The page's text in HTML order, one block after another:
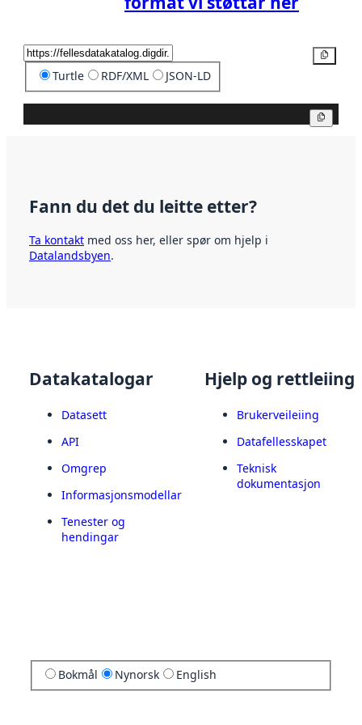
Turtle RDF/XML JSON-LD
Fann du det du leitte etter?
Ta kontakt med oss her, eller spør om hjelp i
Datalandsbyen.
Datakatalogar
Datasett
API
Omgrep
Informasjonsmodellar
Tenester og
hendingar
Hjelp og rettleiing
Brukerveileiing
Datafellesskapet
Teknisk
dokumentasjon
Bokmål Nynorsk English